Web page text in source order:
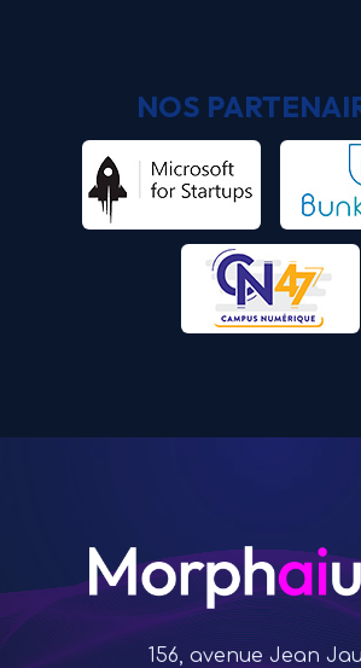
NOS
156, avenue Jean